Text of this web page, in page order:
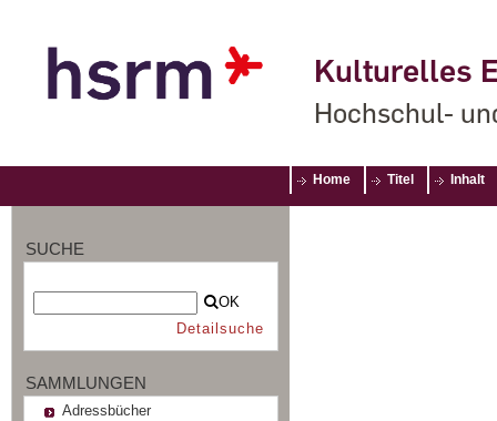
Kulturelles
Hochschul-
Home Titel Inhalt
SUCHE
OK
Detailsuche
SAMMLUNGEN
Adressbücher